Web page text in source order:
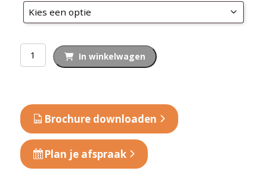
Buitensauna
massief
In winkelwagen
Brochure downloaden
Plan je afspraak